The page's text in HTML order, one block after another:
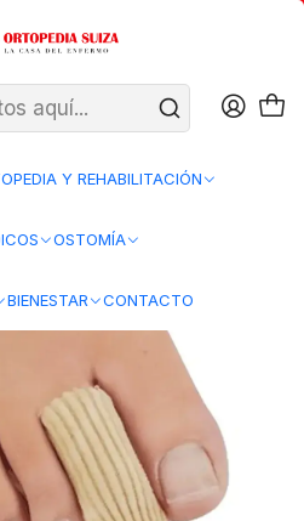
Y REHABILITACIÓN
OSTOMÍA
BIENESTAR CONTACTO
SIGUIENTE (L–V)
Pie
Ayumed - Tallas